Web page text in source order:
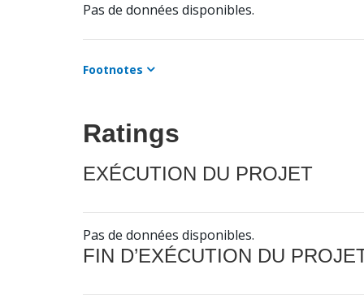
Pas de données disponibles.
Footnotes
Ratings
EXÉCUTION DU PROJET
Pas de données disponibles.
FIN D’EXÉCUTION DU